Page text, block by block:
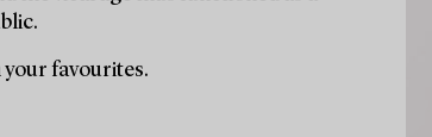
your favourites.